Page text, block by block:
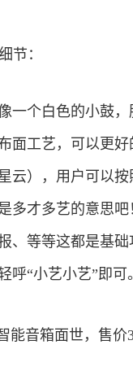
节：
一个白色的小鼓
面工艺，可以更
云），用户可以
多才多艺的意思
、等等这都是基
呼“小艺小艺”即可。